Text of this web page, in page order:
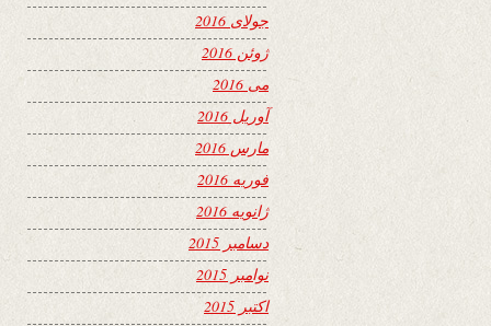
جولای 2016
ژوئن 2016
می 2016
آوریل 2016
مارس 2016
فوریه 2016
ژانویه 2016
دسامبر 2015
نوامبر 2015
اکتبر 2015